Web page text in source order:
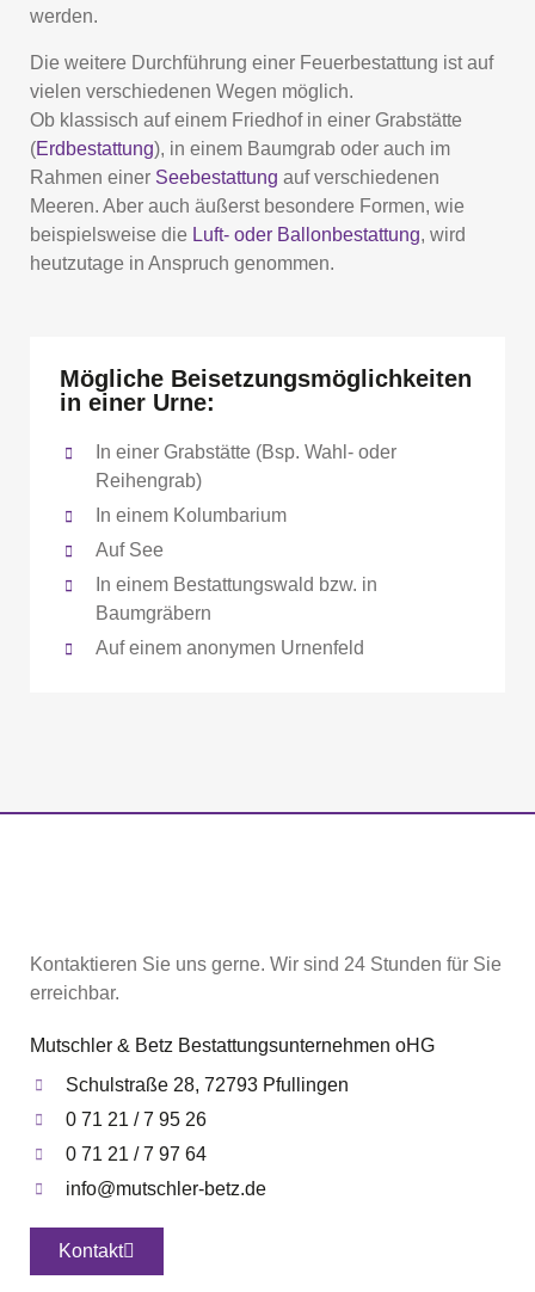
werden.
Die weitere Durchführung einer Feuerbestattung ist auf
vielen verschiedenen Wegen möglich.
Ob klassisch auf einem Friedhof in einer Grabstätte
(Erdbestattung), in einem Baumgrab oder auch im
Rahmen einer Seebestattung auf verschiedenen
Meeren. Aber auch äußerst besondere Formen, wie
beispielsweise die Luft- oder Ballonbestattung, wird
heutzutage in Anspruch genommen.
Mögliche Beisetzungsmöglichkeiten
in einer Urne:
In einer Grabstätte (Bsp. Wahl- oder
Reihengrab)
In einem Kolumbarium
Auf See
In einem Bestattungswald bzw. in
Baumgräbern
Auf einem anonymen Urnenfeld
Kontaktieren Sie uns gerne. Wir sind 24 Stunden für Sie
erreichbar.
Mutschler & Betz Bestattungsunternehmen oHG
Schulstraße 28, 72793 Pfullingen
0 71 21 / 7 95 26
0 71 21 / 7 97 64
info@mutschler-betz.de
Kontakt